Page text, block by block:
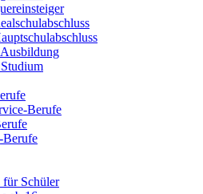
Berufe
Berufe
für Schüler